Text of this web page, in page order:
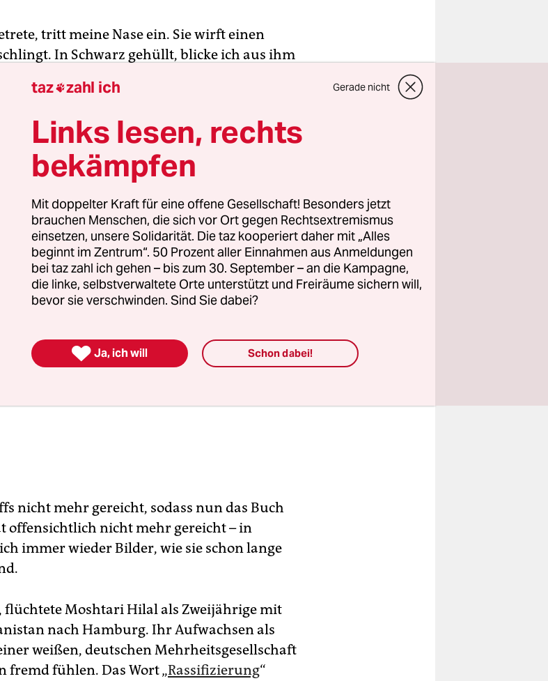
tritt meine Nase ein. Sie wirft einen
In Schwarz gehüllt, blicke ich aus ihm
bislang eher als Künstlerin und Kuratorin;
Selbstporträts oder Bilder ihrer Familie,
Kontraste, sie kombiniert große Flächen
Details. Für ihre Kunst nutzt sie Fotos
ihrem Familienarchiv mit der erklärten
und Ideen von Hässlichkeit zu hinterfragen.
nicht mehr gereicht, sodass nun das Buch
offensichtlich nicht mehr gereicht – in
immer wieder Bilder, wie sie schon lange
flüchtete Moshtari Hilal als Zweijährige mit
nach Hamburg. Ihr Aufwachsen als
weißen, deutschen Mehrheitsgesellschaft
fremd fühlen. Das Wort „Rassifizierung“
taz zahl ich Gerade nicht
Links lesen, rechts
bekämpfen
Mit doppelter Kraft für eine offene Gesellschaft! Besonders jetzt
brauchen Menschen, die sich vor Ort gegen Rechtsextremismus
einsetzen, unsere Solidarität. Die taz kooperiert daher mit „Alles
beginnt im Zentrum“. 50 Prozent aller Einnahmen aus Anmeldungen
bei taz zahl ich gehen – bis zum 30. September – an die Kampagne,
die linke, selbstverwaltete Orte unterstützt und Freiräume sichern will,
bevor sie verschwinden. Sind Sie dabei?
 Ja, ich will Schon dabei!